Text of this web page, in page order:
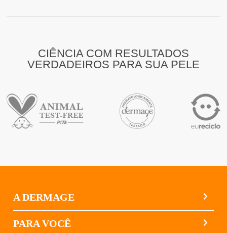
CIÊNCIA COM RESULTADOS
VERDADEIROS PARA SUA PELE
A DERMAGE
PARA VOCÊ